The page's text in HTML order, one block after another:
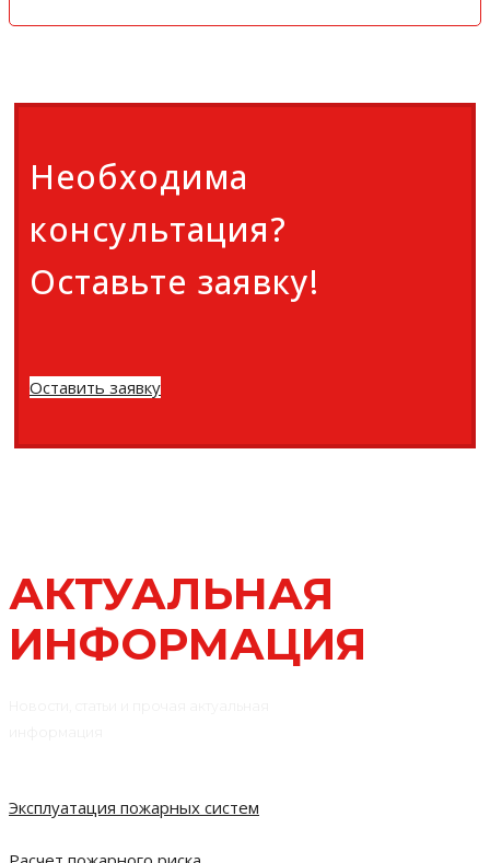
Необходима
консультация?
Оставьте заявку!
Оставить заявку
АКТУАЛЬНАЯ
ИНФОРМАЦИЯ
Эксплуатация пожарных систем